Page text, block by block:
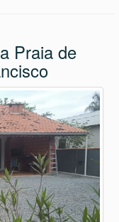
Praia de